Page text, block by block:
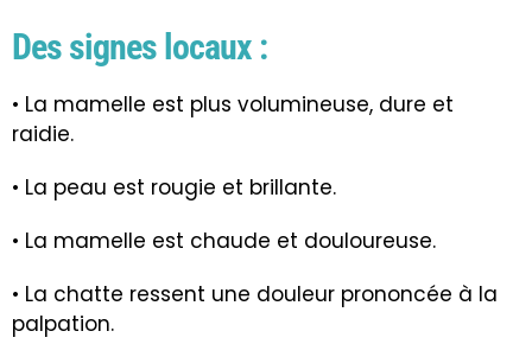
Des signes locaux :
• La mamelle est plus volumineuse, dure et
raidie.
• La peau est rougie et brillante.
• La mamelle est chaude et douloureuse.
• La chatte ressent une douleur prononcée à la
palpation.